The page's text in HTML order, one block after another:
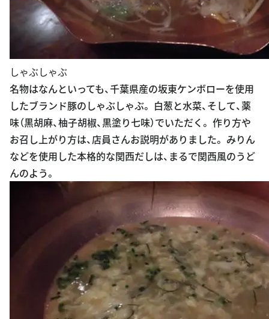
しゃぶしゃぶ
名物はなんといっても、千葉県産の坂東ケンボローを使用
したブランド豚のしゃぶしゃぶ。 白葱と水菜、そして、薬
味（黒胡麻、柚子胡椒、黒塗り七味）でいただく。 作り方や
お召し上がり方は、店員さんお説明がありました。 みりん
などを使用した本格的な関西だしは、まるで関西風のうど
んのよう。